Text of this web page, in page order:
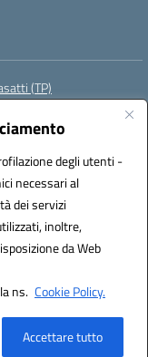
degli utenti -
necessari al
dei servizi
inoltre,
da Web
ns. Cookie Policy.
Accettare tutto
(TP)
istsc_tpic81600v
S.r.l.
Italia